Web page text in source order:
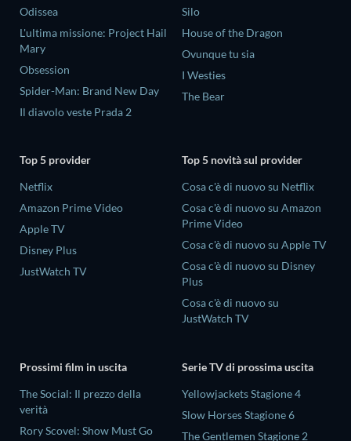
Odissea
L'ultima missione: Project Hail
Mary
Obsession
Spider-Man: Brand New Day
Il diavolo veste Prada 2
Silo
House of the Dragon
Ovunque tu sia
I Westies
The Bear
Top 5 provider
Netflix
Amazon Prime Video
Apple TV
Disney Plus
JustWatch TV
Top 5 novità sul provider
Cosa c'è di nuovo su Netflix
Cosa c'è di nuovo su Amazon
Prime Video
Cosa c'è di nuovo su Apple TV
Cosa c'è di nuovo su Disney
Plus
Cosa c'è di nuovo su
JustWatch TV
Prossimi film in uscita
The Social: Il prezzo della
verità
Rory Scovel: Show Must Go
Serie TV di prossima uscita
Yellowjackets Stagione 4
Slow Horses Stagione 6
The Gentlemen Stagione 2